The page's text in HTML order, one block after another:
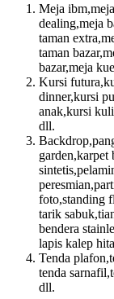
Meja
dealing,meja
taman
taman
bazar,meja
Kursi
dinner,kursi
anak,kursi
dll.
garden,karpet
foto,standing
tarik
bendera
lapis kalep
Tenda
tenda
dll.